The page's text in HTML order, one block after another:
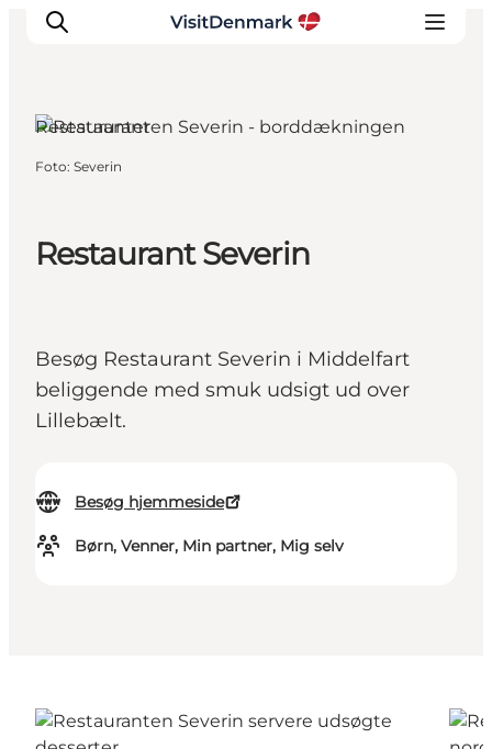
Oplevelser
Restaurant Severin
Besøg Restaurant Severin i Middelfart
beliggende med smuk udsigt ud over
Lillebælt.
Besøg hjemmeside
Børn, Venner, Min partner, Mig selv
Restauranter
Foto: Severin